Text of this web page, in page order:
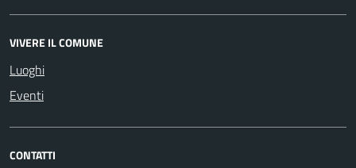
VIVERE IL COMUNE
Luoghi
Eventi
CONTATTI